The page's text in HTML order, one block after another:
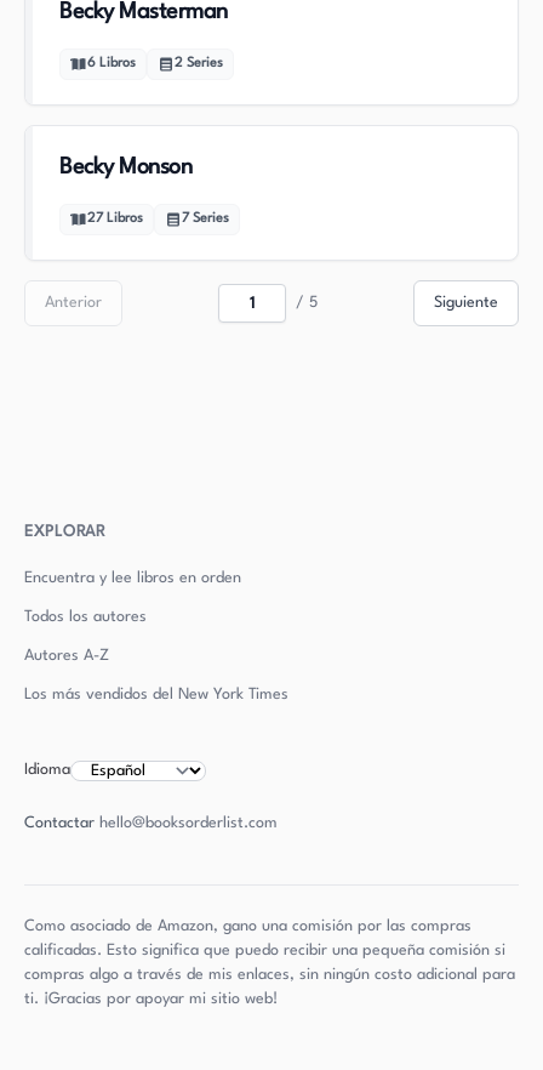
Becky Masterman
6 Libros 2 Series
Becky Monson
27 Libros 7 Series
Anterior / 5 Siguiente
EXPLORAR
Encuentra y lee libros en orden
Todos los autores
Autores A-Z
Los más vendidos del New York Times
Idioma
Contactar hello@booksorderlist.com
Como asociado de Amazon, gano una comisión por las compras
calificadas. Esto significa que puedo recibir una pequeña comisión si
compras algo a través de mis enlaces, sin ningún costo adicional para
ti. ¡Gracias por apoyar mi sitio web!